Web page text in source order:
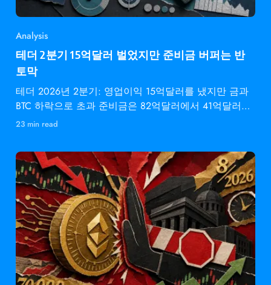
Analysis
테더 2분기 15억달러 벌었지만 준비금 버퍼는 반
토막
테더 2026년 2분기: 영업이익 15억달러를 냈지만 금과
BTC 하락으로 초과 준비금은 82억달러에서 41억달러로
감소.
23 min read